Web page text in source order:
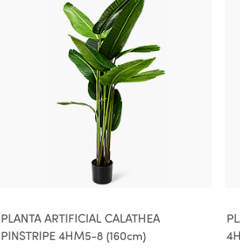
PLANTA ARTIFICIAL CALATHEA
PINSTRIPE 4HM5-8 (160cm)